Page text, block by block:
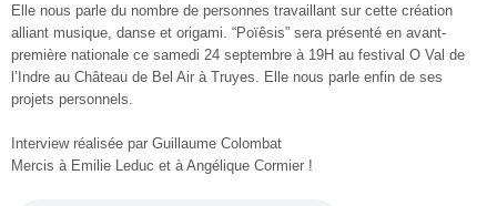
Elle nous parle du nombre de personnes travaillant sur cette création
alliant musique, danse et origami. “Poïêsis” sera présenté en avant-
première nationale ce samedi 24 septembre à 19H au festival O Val de
l’Indre au Château de Bel Air à Truyes. Elle nous parle enfin de ses
projets personnels.
Interview réalisée par Guillaume Colombat
Mercis à Emilie Leduc et à Angélique Cormier !